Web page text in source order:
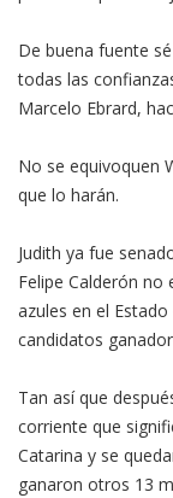
De buena fuente
todas las
Marcelo Ebrard,
No se equivoquen
que lo harán.
Judith ya fue
Felipe Calderón
azules en el
candidatos
Tan así que
corriente que
Catarina y se
ganaron otros 13